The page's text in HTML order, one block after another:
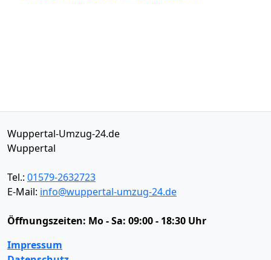
Wuppertal-Umzug-24.de
Wuppertal
Tel.: 01579-2632723
E-Mail: info@wuppertal-umzug-24.de
Öffnungszeiten: Mo - Sa: 09:00 - 18:30 Uhr
Impressum